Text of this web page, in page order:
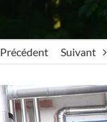
Précédent Suivant